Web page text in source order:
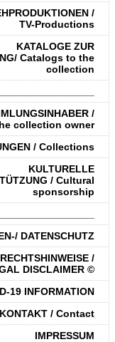
/
TV-Productions
KATALOGE ZUR
Catalogs to the
collection
/
collection owner
/ Collections
KULTURELLE
/ Cultural
sponsorship
DATENSCHUTZ
/
DISCLAIMER ©
19 INFORMATION
KONTAKT / Contact
IMPRESSUM